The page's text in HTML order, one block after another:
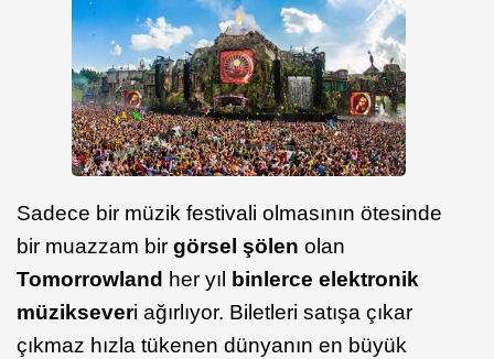
Sadece bir müzik festivali olmasının ötesinde
bir muazzam bir görsel şölen olan
Tomorrowland her yıl
binlerce elektronik
müzikseveri ağırlıyor. Biletleri satışa çıkar
çıkmaz hızla tükenen dünyanın en büyük